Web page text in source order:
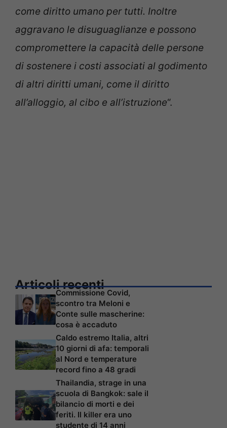
come diritto umano per tutti. Inoltre
aggravano le disuguaglianze e possono
compromettere la capacità delle persone
di sostenere i costi associati al godimento
di altri diritti umani, come il diritto
all’alloggio, al cibo e all’istruzione“.
Articoli recenti
Commissione Covid,
scontro tra Meloni e
Conte sulle mascherine:
cosa è accaduto
Caldo estremo Italia, altri
10 giorni di afa: temporali
al Nord e temperature
record fino a 48 gradi
Thailandia, strage in una
scuola di Bangkok: sale il
bilancio di morti e dei
feriti. Il killer era uno
studente di 14 anni